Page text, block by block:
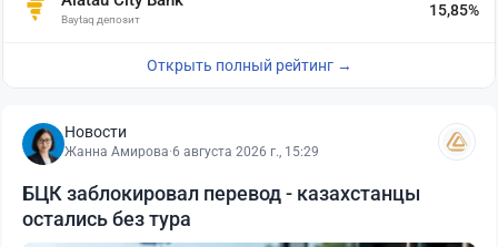
Baytaq депозит
15,85%
Открыть полный рейтинг →
Новости
Жанна Амирова·6 августа 2026 г., 15:29
БЦК заблокировал перевод - казахстанцы
остались без тура